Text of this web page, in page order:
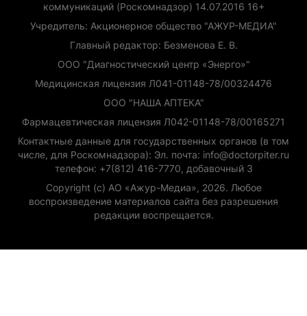
коммуникаций (Роскомнадзор) 14.07.2016 16+
Учредитель: Акционерное общество "АЖУР-МЕДИА"
Главный редактор: Безменова Е. В.
ООО "Диагностический центр «Энерго»"
Медицинская лицензия Л041-01148-78/00324476
ООО "НАША АПТЕКА"
Фармацевтическая лицензия Л042-01148-78/00165271
Контактные данные для государственных органов (в том
числе, для Роскомнадзора): Эл. почта: info@doctorpiter.ru
телефон: +7(812) 416-7770, добавочный 3
Copyright (с) АО «Ажур-Медиа», 2026. Любое
воспроизведение материалов сайта без разрешения
редакции воспрещается.